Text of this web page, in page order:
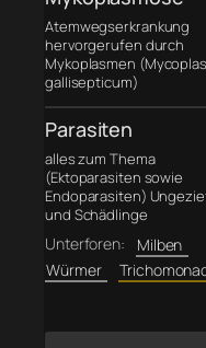
Atemwegserkrankung
hervorgerufen durch
Mykoplasmen
gallisepticum)
Parasiten
alles zum Thema
(Ektoparasiten sowie
Endoparasiten)
und Schädlinge
Unterforen:
Milben
Würmer